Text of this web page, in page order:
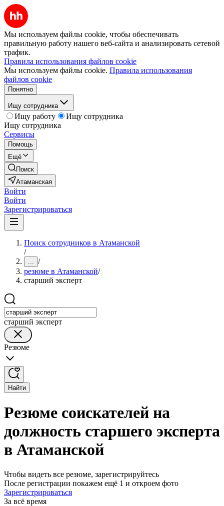
Мы используем файлы cookie, чтобы обеспечивать
правильную работу нашего веб-сайта и анализировать сетевой
трафик.
Правила использования файлов cookie
Мы используем файлы cookie. Правила использования
файлов cookie
Понятно
Ищу сотрудника
Ищу работу
Ищу сотрудника
Ищу сотрудника
Сервисы
Помощь
Ещё
Поиск
Атаманская
Войти
Войти
Зарегистрироваться
Поиск сотрудников в Атаманской
/
... /
резюме в Атаманской/
старший эксперт
старший эксперт
Резюме
Найти
Резюме соискателей на
должность старшего эксперта
в Атаманской
Чтобы видеть все резюме, зарегистрируйтесь
После регистрации покажем ещё 1 и откроем фото
Зарегистрироваться
За всё время